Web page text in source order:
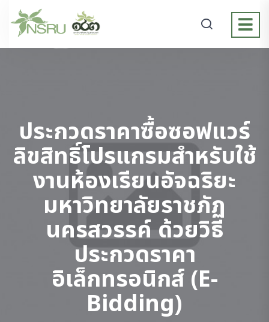
ประกวดราคาซื้อซอฟแวร์
ลิขสิทธิ์โปรแกรมสำหรับใช้
งานห้องเรียนอัจฉริยะ
มหาวิทยาลัยราชภัฏ
นครสวรรค์ ด้วยวิธี
ประกวดราคา
อิเล็กทรอนิกส์ (e-
Bidding)